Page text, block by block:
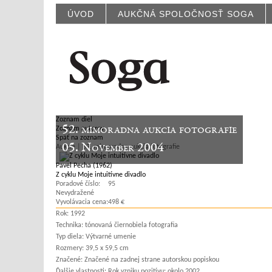
ÚVOD AUKČNÁ SPOLOČNOSŤ SOGA
52. mimoradna aukcia fotografie
05. November 2004
Zoznam diel
Zoznam autorov
Späť na zoznam
Aukcie | 52. mimoradna aukcia fotografie
Pavel Pecha (1962)
Z cyklu Moje intuitívne divadlo
Poradové číslo:
95
Nevydražené
Vyvolávacia cena:498 €
Rok: 1992
Technika: tónovaná čiernobiela fotografia
Typ diela: Výtvarné umenie
Rozmery: 39,5 x 59,5 cm
Značené: Značené na zadnej strane autorskou popiskou